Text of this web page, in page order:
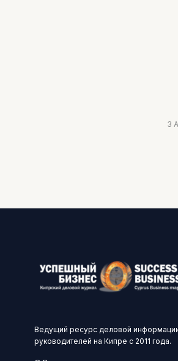
Ведущий ресурс деловой информации
руководителей на Кипре с 2011 года.